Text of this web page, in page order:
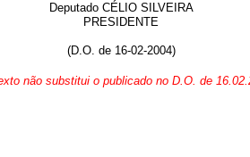
Deputado CÉLIO SILVEIRA
PRESIDENTE
(D.O. de 16-02-2004)
não substitui o publicado no D.O. de